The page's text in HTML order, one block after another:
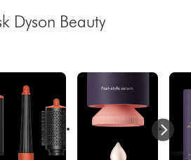
Dyson Beauty